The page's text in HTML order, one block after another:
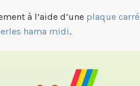
à l’aide d’une plaque
hama midi.